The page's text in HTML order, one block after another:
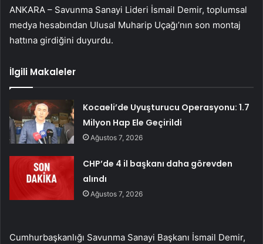
ANKARA – Savunma Sanayi Lideri İsmail Demir, toplumsal
medya hesabından Ulusal Muharip Uçağı’nın son montaj
hattına girdiğini duyurdu.
İlgili Makaleler
Kocaeli’de Uyuşturucu Operasyonu: 1.7
Milyon Hap Ele Geçirildi
Ağustos 7, 2026
CHP’de 4 il başkanı daha görevden
alındı
Ağustos 7, 2026
Cumhurbaşkanlığı Savunma Sanayi Başkanı İsmail Demir,